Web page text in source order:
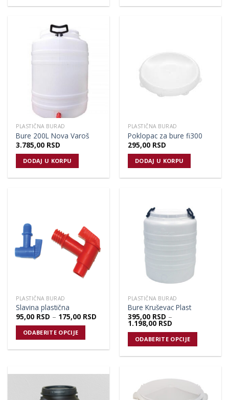
PLASTIČNA BURAD
Bure 200L Nova Varoš
3.785,00 RSD
DODAJ U KORPU
PLASTIČNA BURAD
Poklopac za bure fi300
295,00 RSD
DODAJ U KORPU
PLASTIČNA BURAD
Slavina plastična
95,00 RSD – 175,00 RSD
ODABERITE OPCIJE
PLASTIČNA BURAD
Bure Kruševac Plast
395,00 RSD –
1.198,00 RSD
ODABERITE OPCIJE